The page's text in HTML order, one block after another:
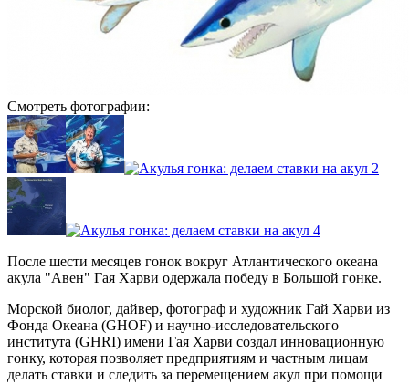
Смотреть фотографии:
После шести месяцев гонок вокруг Атлантического океана
акула "Авен" Гая Харви одержала победу в Большой гонке.
Морской биолог, дайвер, фотограф и художник Гай Харви из
Фонда Океана (GHOF) и научно-исследовательского
института (GHRI) имени Гая Харви создал инновационную
гонку, которая позволяет предприятиям и частным лицам
делать ставки и следить за перемещением акул при помощи